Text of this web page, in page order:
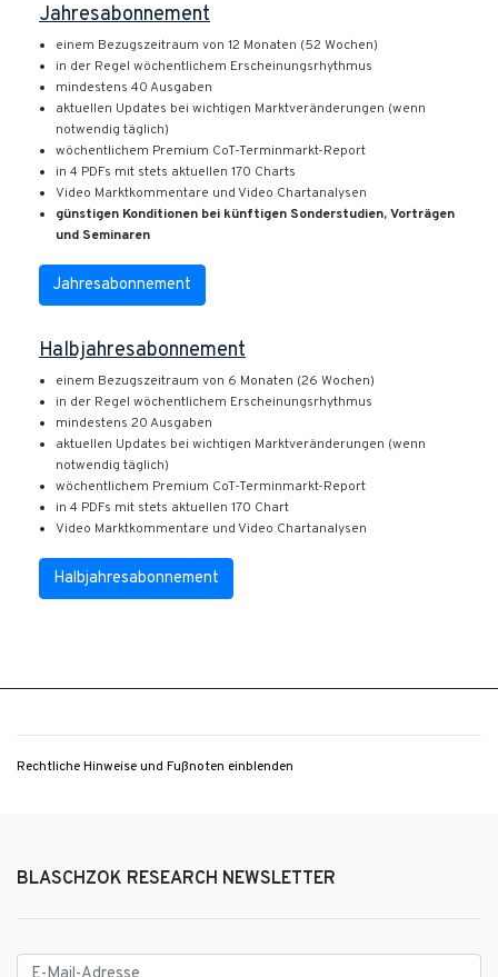
Jahresabonnement
einem Bezugszeitraum von 12 Monaten (52 Wochen)
in der Regel wöchentlichem Erscheinungsrhythmus
mindestens 40 Ausgaben
aktuellen Updates bei wichtigen Marktveränderungen (wenn
notwendig täglich)
wöchentlichem Premium CoT-Terminmarkt-Report
in 4 PDFs mit stets aktuellen 170 Charts
Video Marktkommentare und Video Chartanalysen
günstigen Konditionen bei künftigen Sonderstudien, Vorträgen
und Seminaren
Jahresabonnement
Halbjahresabonnement
einem Bezugszeitraum von 6 Monaten (26 Wochen)
in der Regel wöchentlichem Erscheinungsrhythmus
mindestens 20 Ausgaben
aktuellen Updates bei wichtigen Marktveränderungen (wenn
notwendig täglich)
wöchentlichem Premium CoT-Terminmarkt-Report
in 4 PDFs mit stets aktuellen 170 Chart
Video Marktkommentare und Video Chartanalysen
Halbjahresabonnement
Rechtliche Hinweise und Fußnoten einblenden
BLASCHZOK RESEARCH NEWSLETTER